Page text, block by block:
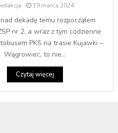
19 marca 2024
dekadę temu rozpocząłem
nr 2, a wraz z tym codzienne
PKS na trasie Kujawki –
Wągrowiec, to nie...
Czytaj więcej